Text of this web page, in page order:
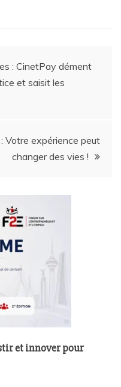
: CinetPay dément
et saisit les
Votre expérience peut
changer des vies !
et innover pour